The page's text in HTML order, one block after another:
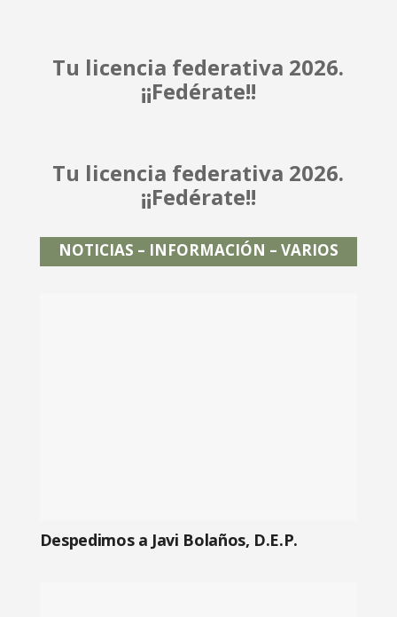
Tu licencia federativa 2026.
¡¡Fedérate!!
Tu licencia federativa 2026.
¡¡Fedérate!!
NOTICIAS – INFORMACIÓN – VARIOS
Despedimos a Javi Bolaños, D.E.P.